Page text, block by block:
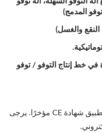
المدمج)
والغسل)
في خط إنتاج التوفو / توفو
بالنسبة لعملائنا في أوروبا، نواصل تطبيق شهادة CE مؤخرًا. يرجى